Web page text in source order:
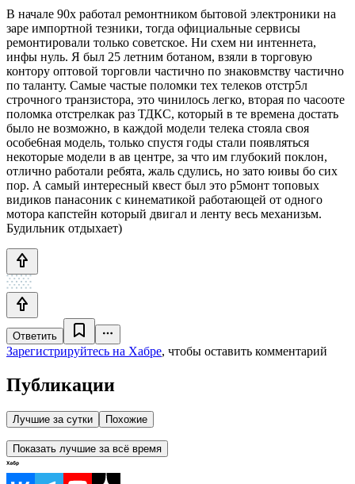
В начале 90х работал ремонтником бытовой электроники на
заре импортной тезники, тогда официальные сервисы
ремонтировали только советское. Ни схем ни интеннета,
инфы нуль. Я был 25 летним ботаном, взяли в торговую
контору оптовой торговли частично по знаковмству частично
по таланту. Самые частые поломки тех телеков отстр5л
строчного транзистора, это чинилось легко, вторая по часооте
поломка отстрелкак раз ТДКС, который в те времена достать
было не возможно, в каждой модели телека стояла своя
особе6ная модель, только спустя годы стали появляться
некоторые модели в ав центре, за что им глубокий поклон,
отлично работали ребята, жаль сдулись, но зато юивы бо сих
пор. А самый интересный квест был это р5монт топовых
видиков панасоник с кинематикой работающей от одного
мотора капстейн который двигал и ленту весь механизьм.
Будильник отдыхает)
Ответить
Зарегистрируйтесь на Хабре, чтобы оставить комментарий
Публикации
Лучшие за сутки Похожие
Показать лучшие за всё время